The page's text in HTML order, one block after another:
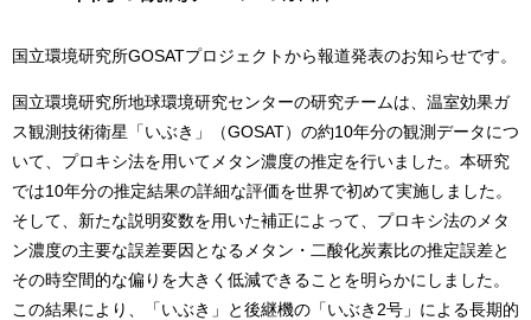
国立環境研究所GOSATプロジェクトから報道発表のお知らせです。
国立環境研究所地球環境研究センターの研究チームは、温室効果ガ
ス観測技術衛星「いぶき」（GOSAT）の約10年分の観測データにつ
いて、プロキシ法を用いてメタン濃度の推定を行いました。本研究
では10年分の推定結果の詳細な評価を世界で初めて実施しました。
そして、新たな説明変数を用いた補正によって、プロキシ法のメタ
ン濃度の主要な誤差要因となるメタン・二酸化炭素比の推定誤差と
その時空間的な偏りを大きく低減できることを明らかにしました。
この結果により、「いぶき」と後継機の「いぶき2号」による長期的